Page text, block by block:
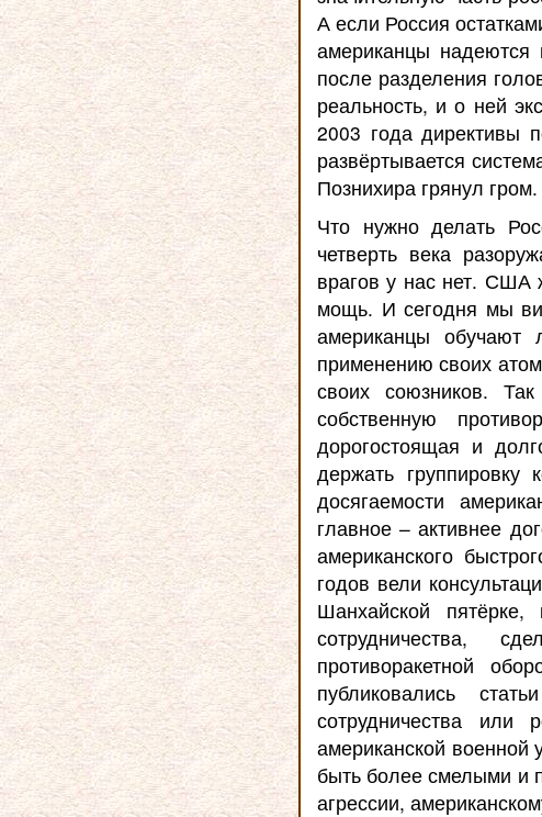
А если Россия
американцы надеются
после разделения
реальность, и о ней
2003 года директивы
развёртывается
Познихира грянул гром.
Что нужно делать
четверть века
врагов у нас нет. США
мощь. И сегодня мы
американцы
применению своих
своих союзников.
собственную
дорогостоящая и
держать
досягаемости
главное – активнее
американского
годов вели
Шанхайской
сотрудничества,
противоракетной
публиковались
сотрудничества или
американской военной
быть более смелыми и
агрессии,